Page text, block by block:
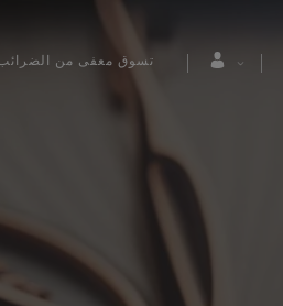
تسوق معفى من